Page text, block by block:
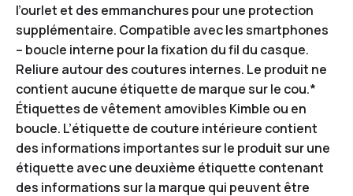
l’ourlet et des emmanchures pour une protection
supplémentaire. Compatible avec les smartphones
– boucle interne pour la fixation du fil du casque.
Reliure autour des coutures internes. Le produit ne
contient aucune étiquette de marque sur le cou.*
Étiquettes de vêtement amovibles Kimble ou en
boucle. L’étiquette de couture intérieure contient
des informations importantes sur le produit sur une
étiquette avec une deuxième étiquette contenant
des informations sur la marque qui peuvent être